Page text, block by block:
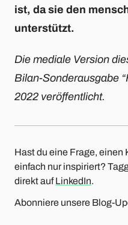
ist, da sie den
unterstützt.
Die mediale Version
Bilan-Sonderausgabe
2022 veröffentlicht.
Hast du eine Frage, einen
einfach nur inspiriert?
direkt aufLinkedIn.
Abonniere unsere Blog-